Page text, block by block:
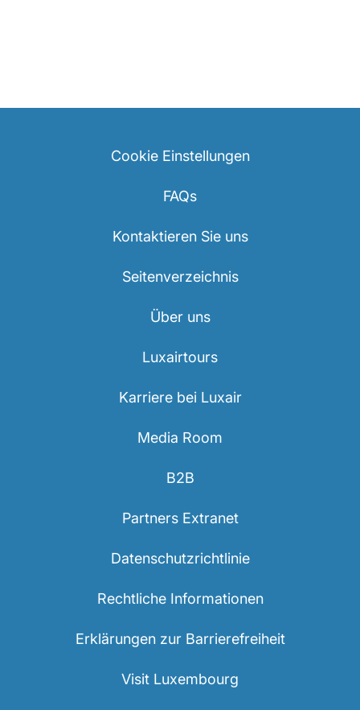
Cookie Einstellungen
FAQs
Kontaktieren Sie uns
Seitenverzeichnis
Über uns
Luxairtours
Karriere bei Luxair
Media Room
B2B
Partners Extranet
Datenschutzrichtlinie
Rechtliche Informationen
Erklärungen zur Barrierefreiheit
Visit Luxembourg